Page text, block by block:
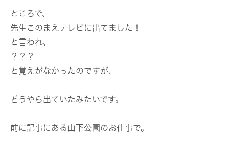
ところで、
先生このまえテレビに出てました！
と言われ、
？？？
と覚えがなかったのですが、
どうやら出ていたみたいです。
前に記事にある山下公園のお仕事で。